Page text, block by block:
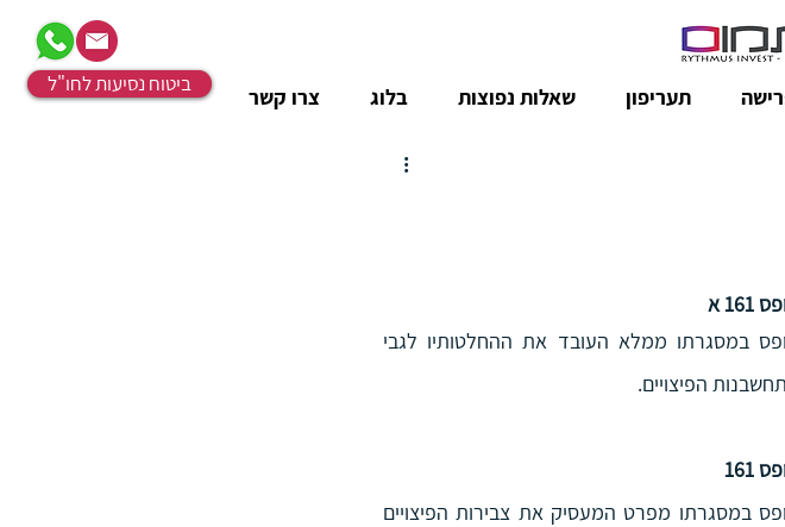
ביטוח נסיעות לחו"ל תעריפון שאלות נפוצות בלוג צרו קשר
161 א
הפיצויים.
161